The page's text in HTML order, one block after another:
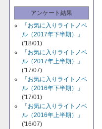
アンケート結果
「お気に入りライトノベ
ル（2017年下半期）」
('18/01)
「お気に入りライトノベ
ル（2017年上半期）」
('17/07)
「お気に入りライトノベ
ル（2016年下半期）」
('17/01)
「お気に入りライトノベ
ル（2016年上半期）」
('16/07)